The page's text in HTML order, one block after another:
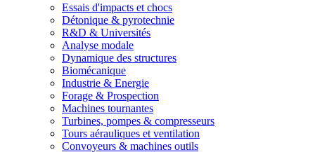
Essais d'impacts et chocs
Détonique & pyrotechnie
R&D & Universités
Analyse modale
Dynamique des structures
Biomécanique
Industrie & Energie
Forage & Prospection
Machines tournantes
Turbines, pompes & compresseurs
Tours aérauliques et ventilation
Convoyeurs & machines outils